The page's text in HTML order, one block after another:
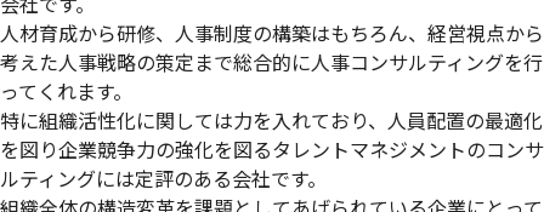
会社です。
人材育成から研修、人事制度の構築はもちろん、経営視点から
考えた人事戦略の策定まで総合的に人事コンサルティングを行
ってくれます。
特に組織活性化に関しては力を入れており、人員配置の最適化
を図り企業競争力の強化を図るタレントマネジメントのコンサ
ルティングには定評のある会社です。